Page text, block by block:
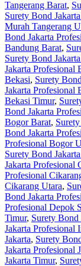
Tangerang Barat,
Surety Bond
Murah Tangerang
Bond Jakarta
Bandung Barat,
Surety Bond
Jakarta Profesional
Bekasi, Surety
Jakarta Profesional
Bekasi Timur,
Bond Jakarta
Bogor Barat,
Bond Jakarta
Profesional Bogor
Surety Bond
Jakarta Profesional
Profesional
Cikarang Utara,
Bond Jakarta
Profesional Depok
Timur, Surety Bond
Jakarta Profesional
Jakarta, Surety
Jakarta Profesional
Jakarta Timur,